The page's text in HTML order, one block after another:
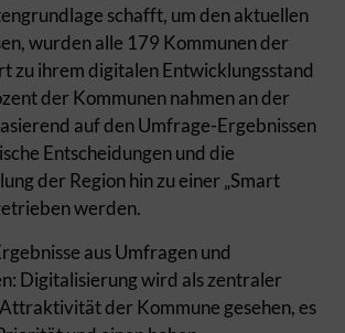
schafft, um den aktuellen
wurden alle 179 Kommunen der
zu ihrem digitalen Entwicklungsstand
der Kommunen nahmen an der
auf den Umfrage-Ergebnissen
Entscheidungen und die
der Region hin zu einer „Smart
werden.
aus Umfragen und
Digitalisierung wird als zentraler
der Kommune gesehen, es